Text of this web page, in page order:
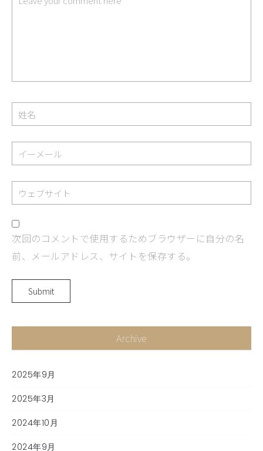
次回のコメントで使用するためブラウザーに自分の名
前、メールアドレス、サイトを保存する。
Archive
2025年9月
2025年3月
2024年10月
2024年9月